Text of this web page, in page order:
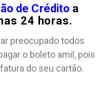
de Crédito a
24 horas.
preocupado todos
o boleto amil, pois
do seu cartão.